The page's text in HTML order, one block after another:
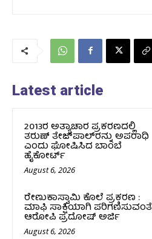
Latest article
2013ರ ಅತ್ಯಾಚಾರ ಪ್ರಕರಣದಲ್ಲಿ
ತರುಣ್ ತೇಜ್‌ಪಾಲ್‌ರನ್ನು ಅಪರಾಧಿ
ಎಂದು ಘೋಷಿಸಿದ ಬಾಂಬೆ
ಹೈಕೋರ್ಟ್
August 6, 2026
ರೇಣುಕಾಸ್ವಾಮಿ ಕೊಲೆ ಪ್ರಕರಣ :
ಮಾಫಿ ಸಾಕ್ಷಿಯಾಗಿ ಪರಿಗಣಿಸುವಂತೆ
ಆರೋಪಿ ಪ್ರದೋಷ್‌ ಅರ್ಜಿ
August 6, 2026